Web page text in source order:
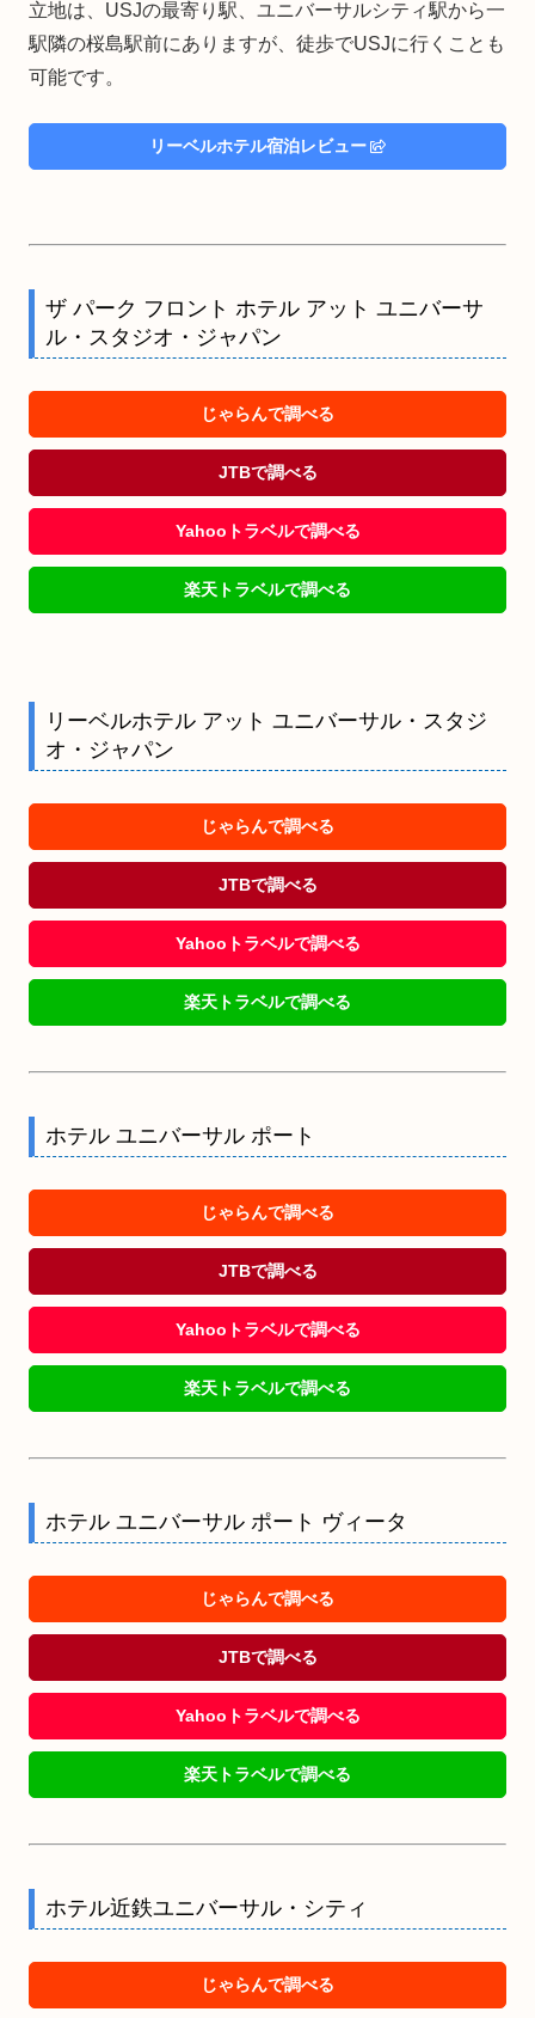
立地は、USJの最寄り駅、ユニバーサルシティ駅から一
駅隣の桜島駅前にありますが、徒歩でUSJに行くことも
可能です。
リーベルホテル宿泊レビュー
ザ パーク フロント ホテル アット ユニバーサ
ル・スタジオ・ジャパン
じゃらんで調べる
JTBで調べる
Yahooトラベルで調べる
楽天トラベルで調べる
リーベルホテル アット ユニバーサル・スタジ
オ・ジャパン
じゃらんで調べる
JTBで調べる
Yahooトラベルで調べる
楽天トラベルで調べる
ホテル ユニバーサル ポート
じゃらんで調べる
JTBで調べる
Yahooトラベルで調べる
楽天トラベルで調べる
ホテル ユニバーサル ポート ヴィータ
じゃらんで調べる
JTBで調べる
Yahooトラベルで調べる
楽天トラベルで調べる
ホテル近鉄ユニバーサル・シティ
じゃらんで調べる